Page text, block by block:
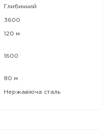
Глибинний
3600
120 м
1600
80 м
Нержавіюча сталь